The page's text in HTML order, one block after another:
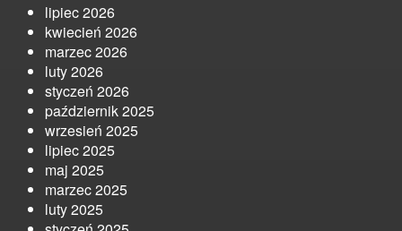
lipiec 2026
kwiecień 2026
marzec 2026
luty 2026
styczeń 2026
październik 2025
wrzesień 2025
lipiec 2025
maj 2025
marzec 2025
luty 2025